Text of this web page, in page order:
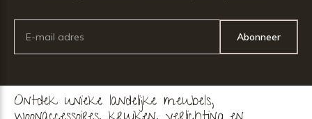
Abonneer
Ontdek unieke landelijke meubels,